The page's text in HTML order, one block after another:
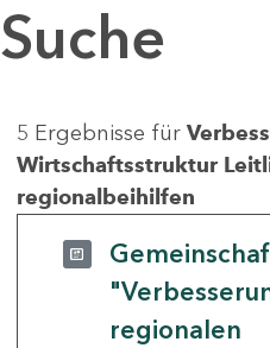
Suche
5 Ergebnisse für
Wirtschaftsstruktur
regionalbeihilfen
regionalen